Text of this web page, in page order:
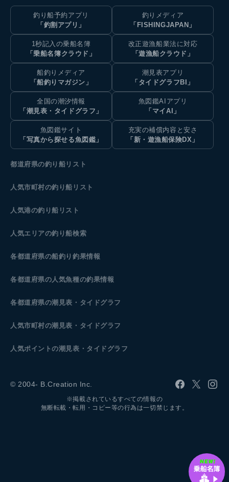
釣り船予約アプリ
「釣割アプリ」
釣りメディア
「FISHINGJAPAN」
1秒記入の乗船名簿
「乗船名簿クラウド」
改正遊漁船業法に対応
「遊漁船クラウド」
船釣りメディア
「船釣りマガジン」
潮見表アプリ
「タイドグラフBI」
全国の潮汐情報
「潮見表・タイドグラフ」
魚図鑑AIアプリ
「マイAI」
魚図鑑サイト
「写真から探せる魚図鑑」
充実の補償内容と安さ
「新・遊漁船保険DX」
都道府県の釣り船リスト
人気市町村の釣り船リスト
人気港の釣り船リスト
人気エリアの釣り船検索
各都道府県の船釣り釣果情報
各都道府県の人気魚種の釣果情報
各都道府県の潮見表 ・タイドグラフ
人気市町村の潮見表・タイドグラフ
人気ポイントの潮見表・タイドグラフ
© 2004- B.Creation Inc.
※掲載されているすべての情報の
無断転載・転用・コピー等の行為は一切禁じます。